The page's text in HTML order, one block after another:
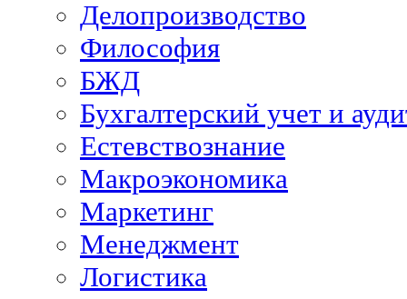
Делопроизводство
Философия
БЖД
Бухгалтерский учет и
Естевствознание
Макроэкономика
Маркетинг
Менеджмент
Логистика